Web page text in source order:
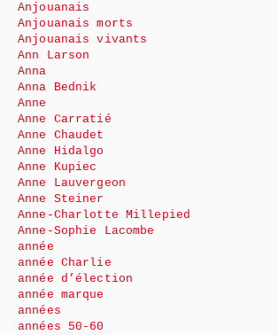
Anjouanais
Anjouanais morts
Anjouanais vivants
Ann Larson
Anna
Anna Bednik
Anne
Anne Carratié
Anne Chaudet
Anne Hidalgo
Anne Kupiec
Anne Lauvergeon
Anne Steiner
Anne-Charlotte Millepied
Anne-Sophie Lacombe
année
année Charlie
année d’élection
année marque
années
années 50-60